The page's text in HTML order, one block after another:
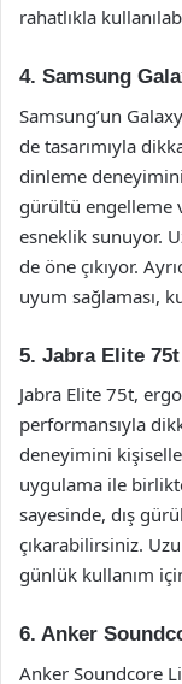
rahatlıkla
4. Samsung
Samsung’un
de tasarımıyla
dinleme
gürültü engelleme
esneklik sunuyor.
de öne çıkıyor.
uyum sağlaması,
5. Jabra Elite 75t
Jabra Elite 75t,
performansıyla
deneyimini
uygulama ile
sayesinde, dış
çıkarabilirsiniz.
günlük kullanım
6. Anker
Anker Soundcore